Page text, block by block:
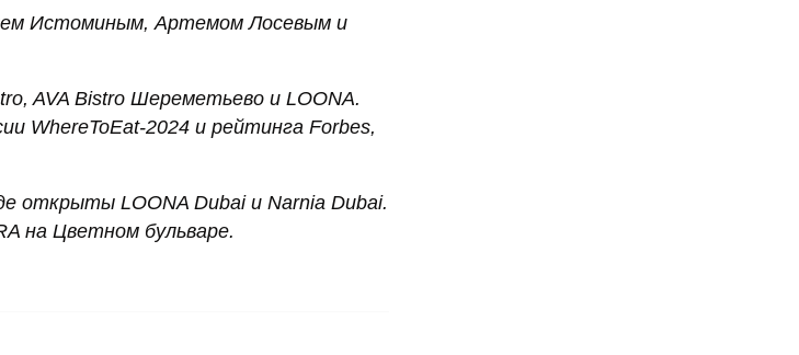
Истоминым, Артемом Лосевым и
AVA Bistro Шереметьево и LOONA.
WhereToEat-2024 и рейтинга Forbes,
открыты LOONA Dubai и Narnia Dubai.
на Цветном бульваре.